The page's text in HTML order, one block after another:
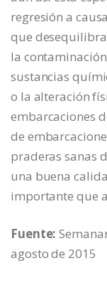
regresión a
que
la
sustancias
o la alteración
embarcaciones
de
praderas sanas
una buena
importante que
Fuente:
agosto de 2015